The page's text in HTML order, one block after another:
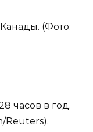
(Фото:
часов в год.
Reuters).